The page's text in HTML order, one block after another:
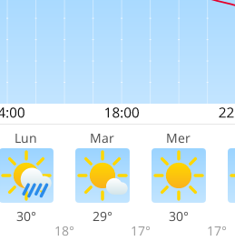
Lun Mar Mer
30°
18°
29°
17°
30°
17°